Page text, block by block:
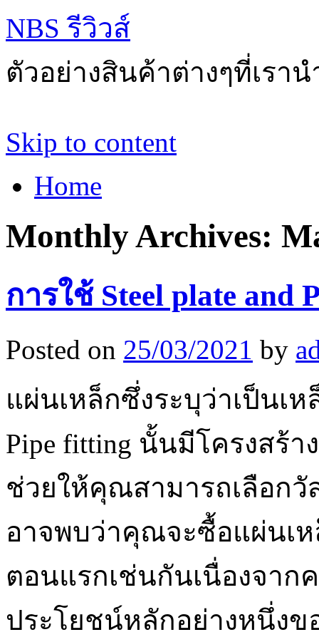
NBS รีวิวส์
ตัวอย่างสินค้าต่างๆที่เรา
Skip to content
Home
Monthly Archives:
การใช้ Steel plate
Posted on 25/03/2021 by
แผ่นเหล็กซึ่งระบุว่าเป็นเห
Pipe fitting นั้นมีโครงสร้
ช่วยให้คุณสามารถเลือก
อาจพบว่าคุณจะซื้อแผ่นเ
ตอนแรกเช่นกันเนื่องจาก
ประโยชน์หลักอย่างหนึ่ง